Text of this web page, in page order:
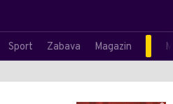
Sport Zabava Magazin